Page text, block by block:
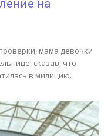
на
мама девочки
сказав, что
в милицию.